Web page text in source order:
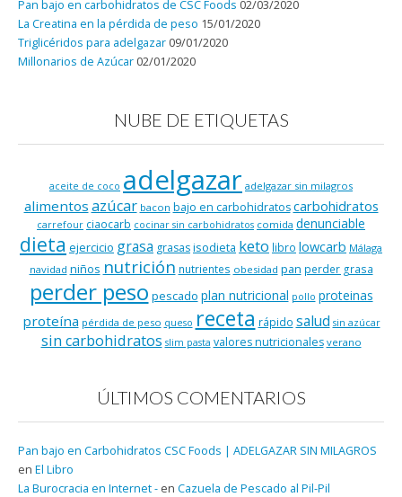
Pan bajo en carbohidratos de CSC Foods 02/03/2020
La Creatina en la pérdida de peso 15/01/2020
Triglicéridos para adelgazar 09/01/2020
Millonarios de Azúcar 02/01/2020
NUBE DE ETIQUETAS
aceite de coco adelgazar adelgazar sin milagros
alimentos azúcar bacon bajo en carbohidratos carbohidratos
carrefour ciaocarb cocinar sin carbohidratos comida denunciable
dieta ejercicio grasa grasasisodieta keto libro lowcarb Málaga
navidad niños nutrición nutrientes obesidad pan perder grasa
perder peso pescado plan nutricional pollo proteinas
proteína pérdida de peso queso receta rápido salud sin azúcar
sin carbohidratos slim pasta valores nutricionales verano
ÚLTIMOS COMENTARIOS
Pan bajo en Carbohidratos CSC Foods | ADELGAZAR SIN MILAGROS
en El Libro
La Burocracia en Internet - en Cazuela de Pescado al Pil-Pil